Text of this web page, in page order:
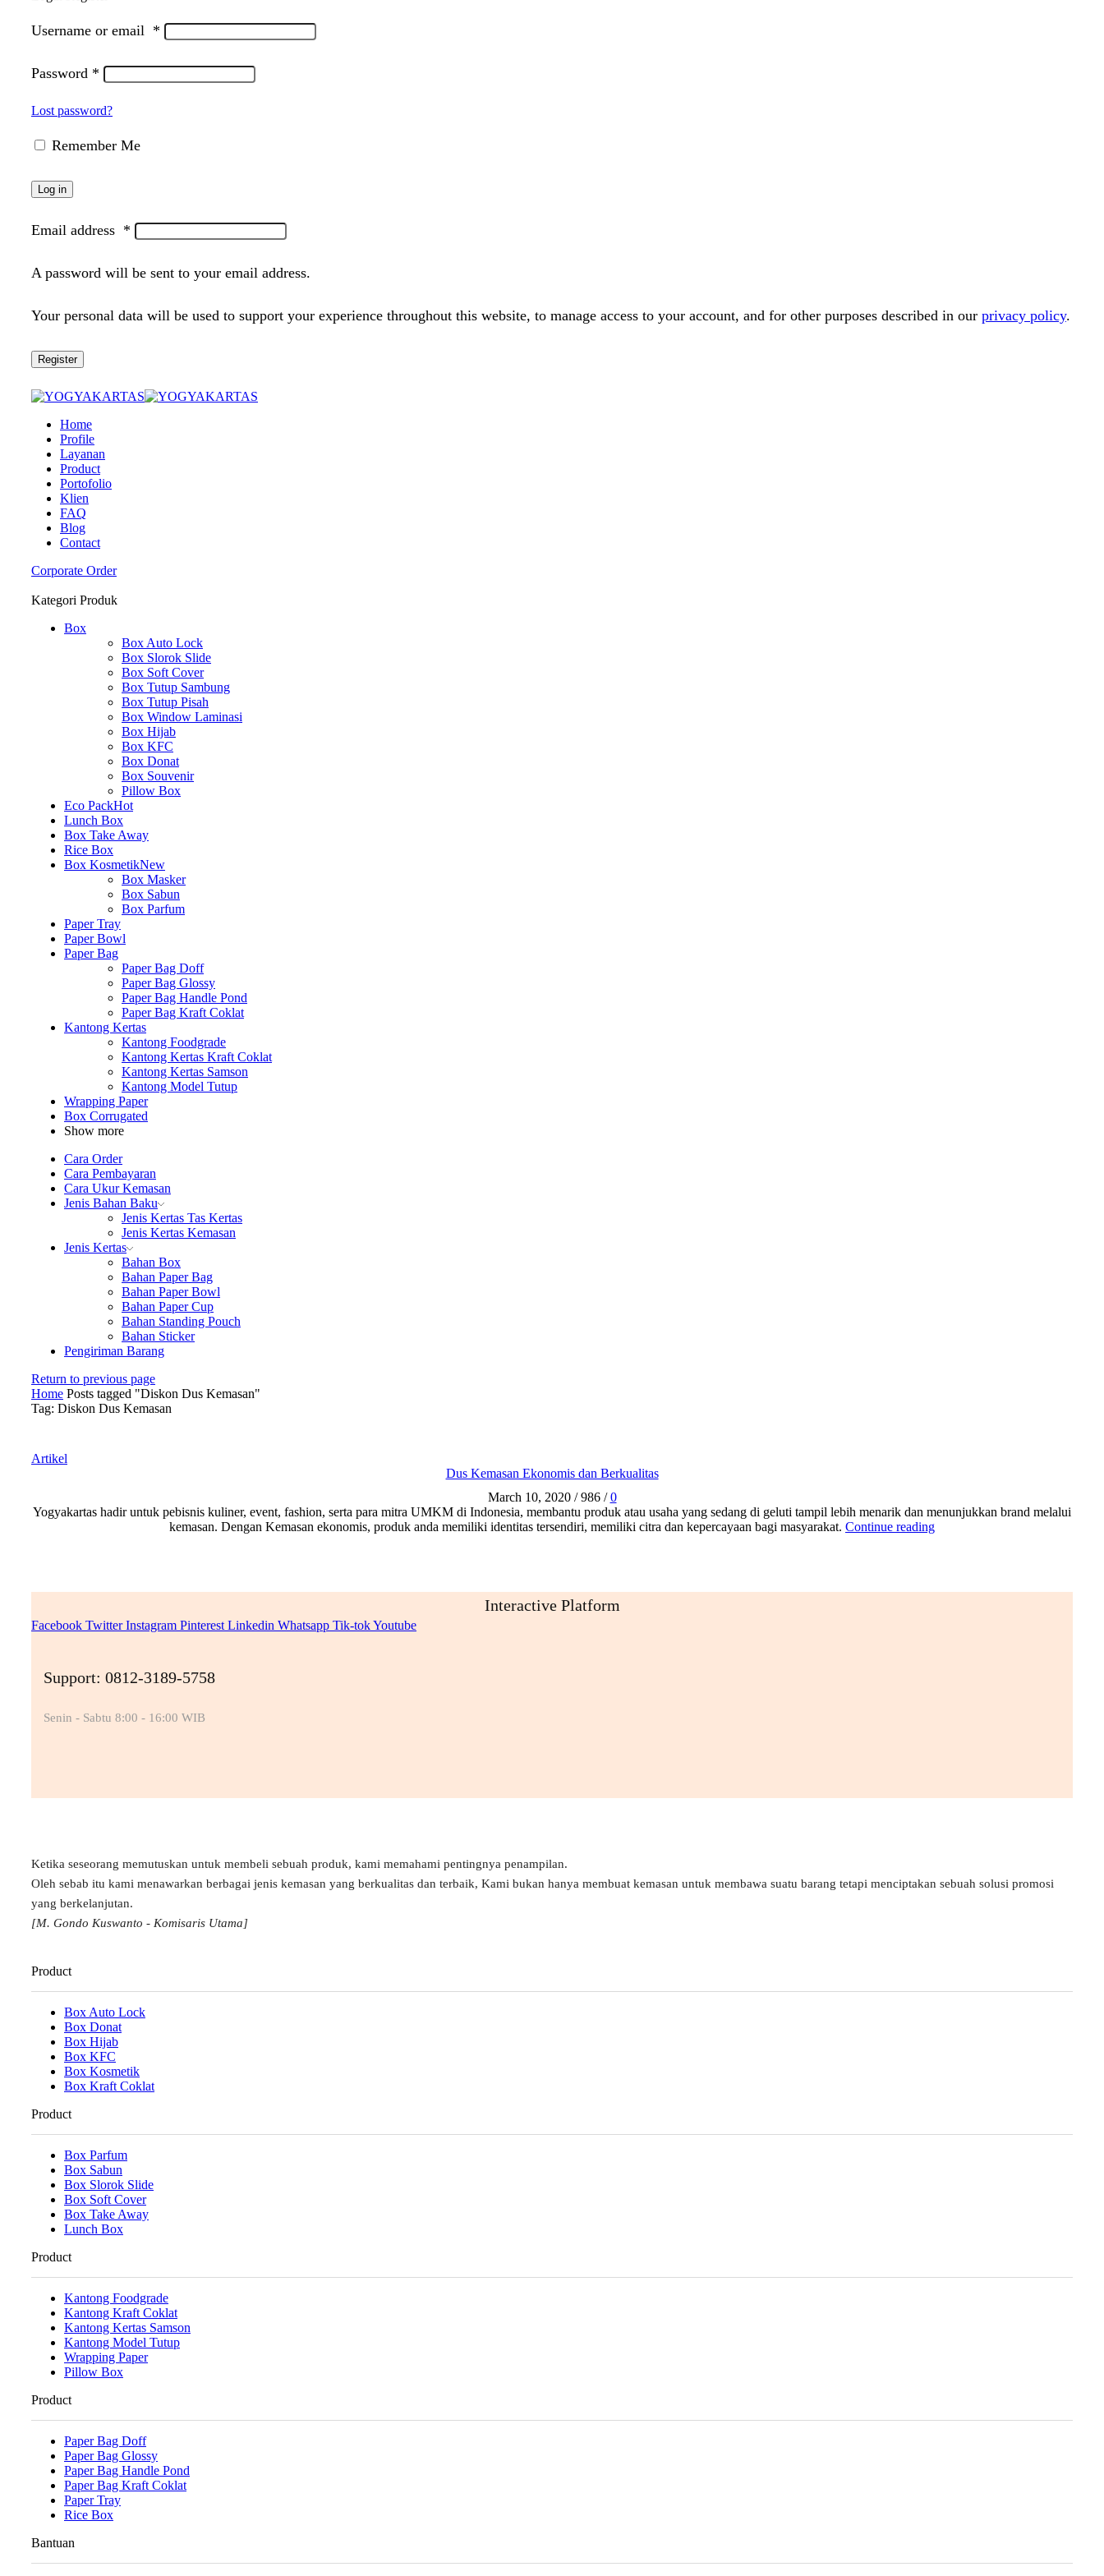
Username or email *
Password *
Lost password?
Remember Me
Log in
Email address *
A password will be sent to your email address.
Your personal data will be used to support your experience throughout this website, to manage access to your account, and for other purposes described in our privacy policy.
Register
Home
Profile
Layanan
Product
Portofolio
Klien
FAQ
Blog
Contact
Corporate Order
Kategori Produk
Box
Box Auto Lock
Box Slorok Slide
Box Soft Cover
Box Tutup Sambung
Box Tutup Pisah
Box Window Laminasi
Box Hijab
Box KFC
Box Donat
Box Souvenir
Pillow Box
Eco PackHot
Lunch Box
Box Take Away
Rice Box
Box KosmetikNew
Box Masker
Box Sabun
Box Parfum
Paper Tray
Paper Bowl
Paper Bag
Paper Bag Doff
Paper Bag Glossy
Paper Bag Handle Pond
Paper Bag Kraft Coklat
Kantong Kertas
Kantong Foodgrade
Kantong Kertas Kraft Coklat
Kantong Kertas Samson
Kantong Model Tutup
Wrapping Paper
Box Corrugated
Show more
Cara Order
Cara Pembayaran
Cara Ukur Kemasan
Jenis Bahan Baku
Jenis Kertas Tas Kertas
Jenis Kertas Kemasan
Jenis Kertas
Bahan Box
Bahan Paper Bag
Bahan Paper Bowl
Bahan Paper Cup
Bahan Standing Pouch
Bahan Sticker
Pengiriman Barang
Return to previous page
Home Posts tagged "Diskon Dus Kemasan"
Tag: Diskon Dus Kemasan
Artikel
Dus Kemasan Ekonomis dan Berkualitas
March 10, 2020 / 986 / 0
Yogyakartas hadir untuk pebisnis kuliner, event, fashion, serta para mitra UMKM di Indonesia, membantu produk atau usaha yang sedang di geluti tampil lebih menarik dan menunjukkan brand melalui
kemasan. Dengan Kemasan ekonomis, produk anda memiliki identitas tersendiri, memiliki citra dan kepercayaan bagi masyarakat. Continue reading
Interactive Platform
Facebook Twitter Instagram Pinterest Linkedin Whatsapp Tik-tokYoutube
Support: 0812-3189-5758
Senin - Sabtu 8:00 - 16:00 WIB
Ketika seseorang memutuskan untuk membeli sebuah produk, kami memahami pentingnya penampilan.
Oleh sebab itu kami menawarkan berbagai jenis kemasan yang berkualitas dan terbaik, Kami bukan hanya membuat kemasan untuk membawa suatu barang tetapi menciptakan sebuah solusi promosi
yang berkelanjutan.
[M. Gondo Kuswanto - Komisaris Utama]
Product
Box Auto Lock
Box Donat
Box Hijab
Box KFC
Box Kosmetik
Box Kraft Coklat
Product
Box Parfum
Box Sabun
Box Slorok Slide
Box Soft Cover
Box Take Away
Lunch Box
Product
Kantong Foodgrade
Kantong Kraft Coklat
Kantong Kertas Samson
Kantong Model Tutup
Wrapping Paper
Pillow Box
Product
Paper Bag Doff
Paper Bag Glossy
Paper Bag Handle Pond
Paper Bag Kraft Coklat
Paper Tray
Rice Box
Bantuan